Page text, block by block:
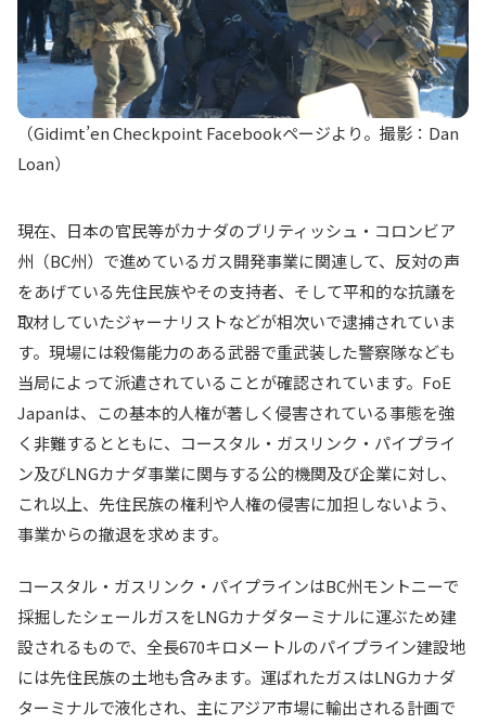
（Gidimt’en Checkpoint Facebookページより。撮影：Dan
Loan）
現在、日本の官民等がカナダのブリティッシュ・コロンビア
州（BC州）で進めているガス開発事業に関連して、反対の声
をあげている先住民族やその支持者、そして平和的な抗議を
取材していたジャーナリストなどが相次いで逮捕されていま
す。現場には殺傷能力のある武器で重武装した警察隊なども
当局によって派遣されていることが確認されています。FoE
Japanは、この基本的人権が著しく侵害されている事態を強
く非難するとともに、コースタル・ガスリンク・パイプライ
ン及びLNGカナダ事業に関与する公的機関及び企業に対し、
これ以上、先住民族の権利や人権の侵害に加担しないよう、
事業からの撤退を求めます。
コースタル・ガスリンク・パイプラインはBC州モントニーで
採掘したシェールガスをLNGカナダターミナルに運ぶため建
設されるもので、全長670キロメートルのパイプライン建設地
には先住民族の土地も含みます。運ばれたガスはLNGカナダ
ターミナルで液化され、主にアジア市場に輸出される計画で